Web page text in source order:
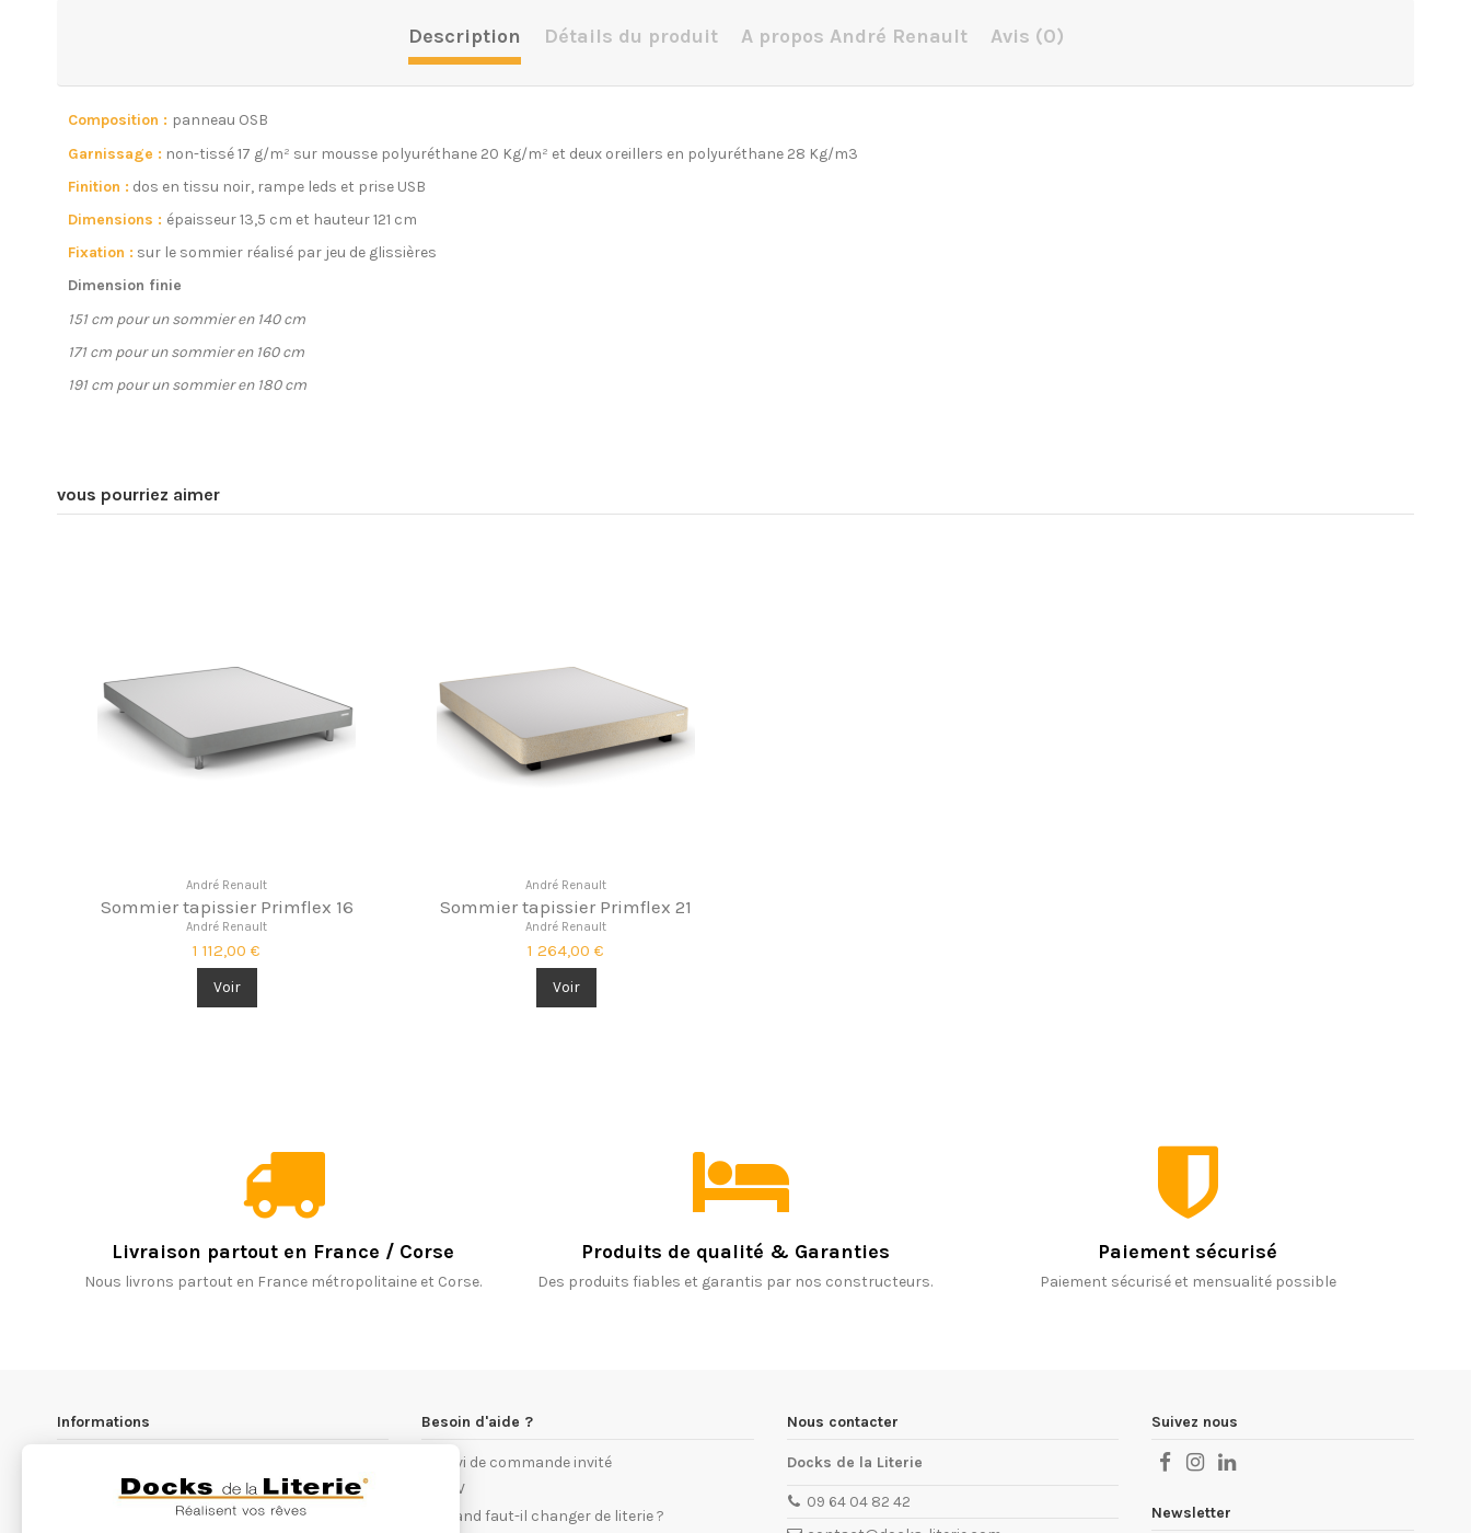
Description Détails du produit A propos André Renault Avis (0)
Composition : panneau OSB
Garnissage : non-tissé 17 g/m² sur mousse polyuréthane 20 Kg/m² et deux oreillers en polyuréthane 28 Kg/m3
Finition : dos en tissu noir, rampe leds et prise USB
Dimensions : épaisseur 13,5 cm et hauteur 121 cm
Fixation : sur le sommier réalisé par jeu de glissières
Dimension finie
151 cm pour un sommier en 140 cm
171 cm pour un sommier en 160 cm
191 cm pour un sommier en 180 cm
vous pourriez aimer
André Renault
Sommier tapissier Primflex 16
André Renault
1 112,00 €
Voir
André Renault
Sommier tapissier Primflex 21
André Renault
1 264,00 €
Voir
Livraison partout en France / Corse
Nous livrons partout en France métropolitaine et Corse.
Produits de qualité & Garanties
Des produits fiables et garantis par nos constructeurs.
Paiement sécurisé
Paiement sécurisé et mensualité possible
Informations
Notre philosophie
Conditions générales de ventes
Besoin d'aide ?
Suivi de commande invité
S.A.V
Quand faut-il changer de literie ?
Nous contacter
Docks de la Literie
09 64 04 82 42
Suivez nous
Newsletter